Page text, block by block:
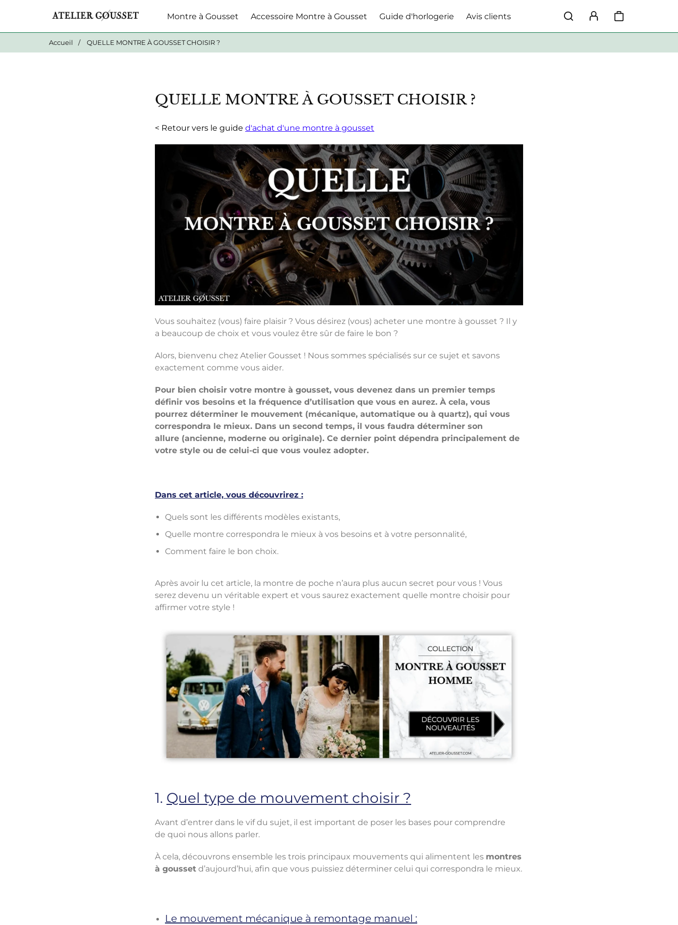
Montre à Gousset Accessoire Montre à Gousset Guide d'horlogerie Avis clients
Accueil / QUELLE MONTRE À GOUSSET CHOISIR ?
QUELLE MONTRE À GOUSSET CHOISIR ?
< Retour vers le guide d'achat d'une montre à gousset
Vous souhaitez (vous) faire plaisir ? Vous désirez (vous) acheter une montre à gousset ? Il y
a beaucoup de choix et vous voulez être sûr de faire le bon ?
Alors, bienvenu chez Atelier Gousset ! Nous sommes spécialisés sur ce sujet et savons
exactement comme vous aider.
Pour bien choisir votre montre à gousset, vous devenez dans un premier temps
définir vos besoins et la fréquence d’utilisation que vous en aurez. À cela, vous
pourrez déterminer le mouvement (mécanique, automatique ou à quartz), qui vous
correspondra le mieux. Dans un second temps, il vous faudra déterminer son
allure (ancienne, moderne ou originale). Ce dernier point dépendra principalement de
votre style ou de celui-ci que vous voulez adopter.
Dans cet article, vous découvrirez :
Quels sont les différents modèles existants,
Quelle montre correspondra le mieux à vos besoins et à votre personnalité,
Comment faire le bon choix.
Après avoir lu cet article, la montre de poche n’aura plus aucun secret pour vous ! Vous
serez devenu un véritable expert et vous saurez exactement quelle montre choisir pour
affirmer votre style !
1. Quel type de mouvement choisir ?
Avant d’entrer dans le vif du sujet, il est important de poser les bases pour comprendre
de quoi nous allons parler.
À cela, découvrons ensemble les trois principaux mouvements qui alimentent les montres
à gousset d’aujourd’hui, afin que vous puissiez déterminer celui qui correspondra le mieux.
Le mouvement mécanique à remontage manuel :